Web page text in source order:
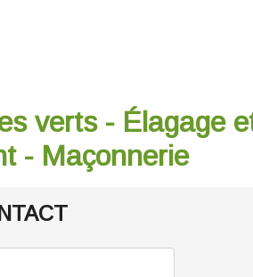
verts - Élagage
- Maçonnerie